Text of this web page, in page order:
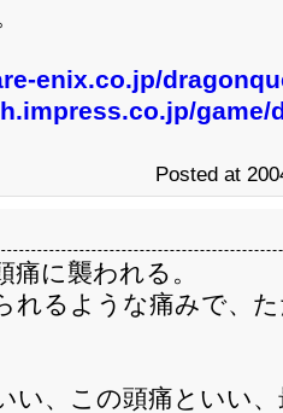
enix.co.jp/
game/
Posted at
痛に襲われる。
れるような痛みで、
い、この頭痛といい